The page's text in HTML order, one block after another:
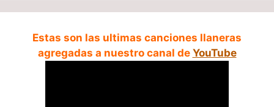
Estas son las ultimas canciones llaneras
agregadas a nuestro canal de YouTube